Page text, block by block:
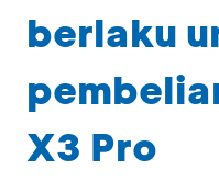
berlaku
X3 Pro